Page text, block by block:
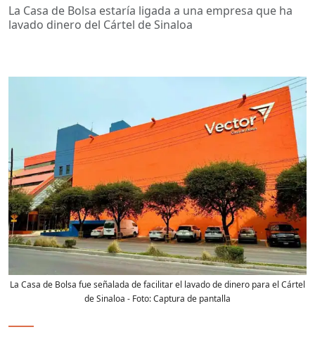
La Casa de Bolsa estaría ligada a una empresa que ha
lavado dinero del Cártel de Sinaloa
La Casa de Bolsa fue señalada de facilitar el lavado de dinero para el Cártel
de Sinaloa - Foto:Captura de pantalla